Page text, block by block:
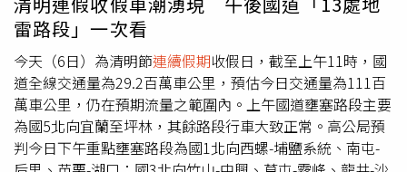
雷路段」一次看
今天（6日）為清明節連續假期收假日，截至上午11時，國
道全線交通量為29.2百萬車公里，預估今日交通量為111百
萬車公里，仍在預期流量之範圍內。上午國道壅塞路段主要
為國5北向宜蘭至坪林，其餘路段行車大致正常。高公局預
判今日下午重點壅塞路段為國1北向西螺-埔鹽系統、南屯-